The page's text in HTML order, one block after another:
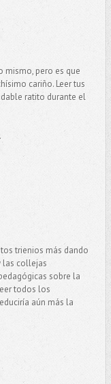
mismo, pero es que
cariño. Leer tus
ratito durante el
trienios más dando
las collejas
sobre la
todos los
aún más la